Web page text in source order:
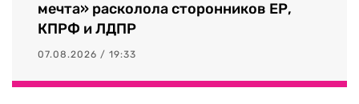
мечта» расколола сторонников ЕР,
КПРФ и ЛДПР
07.08.2026 / 19:33